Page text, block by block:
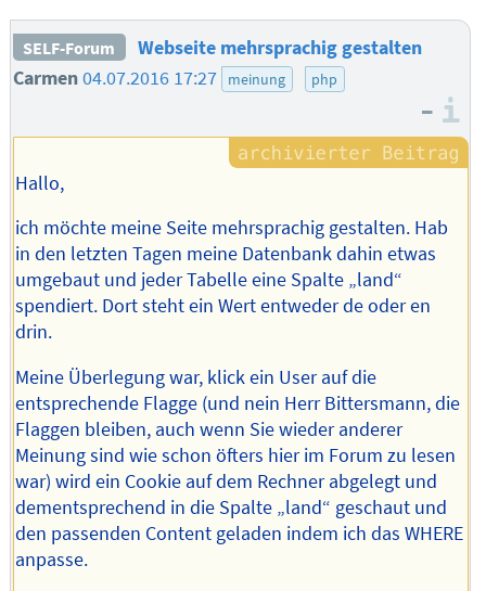
SELF-Forum
Webseite mehrsprachig gestalten
Carmen04.07.2016 17:27 meinung php
–
Hallo,
ich möchte meine Seite mehrsprachig gestalten. Hab
in den letzten Tagen meine Datenbank dahin etwas
umgebaut und jeder Tabelle eine Spalte „land“
spendiert. Dort steht ein Wert entweder de oder en
drin.
Meine Überlegung war, klick ein User auf die
entsprechende Flagge (und nein Herr Bittersmann, die
Flaggen bleiben, auch wenn Sie wieder anderer
Meinung sind wie schon öfters hier im Forum zu lesen
war) wird ein Cookie auf dem Rechner abgelegt und
dementsprechend in die Spalte „land“ geschaut und
den passenden Content geladen indem ich das WHERE
anpasse.